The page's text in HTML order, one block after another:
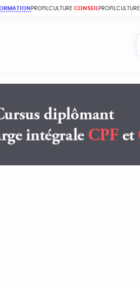
PROFILCULTURE CONSEIL PROFILCULTURE